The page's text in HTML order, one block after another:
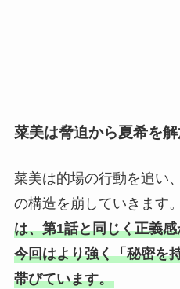
菜美は脅迫から夏希を
菜美は的場の行動を追い
の構造を崩していきます。
は、第1話と同じく正義
今回はより強く「秘密を
帯びています。